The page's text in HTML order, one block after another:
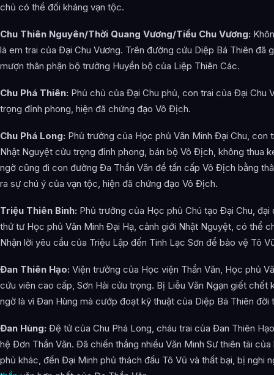
chủ có thể đối kháng vạn tộc.
Chu Thiên Nguyên/Thời Quang Vương/Tiểu Chu Vương:
là em trai của Đại Chu Vương. Trên đường cứu Diệp Bá Thiên đã
mượn thân phận bộ trưởng Huyền bộ của Liệp Thiên Các.
Chu Phá Thiên: Phủ chủ của Đại Chu phủ, con trai của Đại Chu
trọng đỉnh phong, hiện đã chứng đạo Vô Địch.
Chu Phá Long: Phủ trưởng của Học phủ Văn Minh Đại Chu, con
Nhật Nguyệt cửu trọng đỉnh phong, bán bộ Vô Địch, không thua
ngờ cũng đi con đường Đa Thần Văn để tấn cấp Vô Địch bằng
ra sự chú ý của vạn tộc, hiện đã chứng đạo Vô Địch.
Triệu Thiên Binh: Phủ trưởng của Học phủ Chú tạo Đại Chu,
thứ tư Học phủ Văn Minh Đại Hạ, cảnh giới Nhật Nguyệt, có thể
Nhận lời yêu cầu của Triệu Lập đến Tinh Lạc Sơn để bảo vệ Tô
Đan Thiên Hạo: Viện trưởng của Học viện Thần Văn, Học phủ
cứu viên cao cấp, Sơn Hải cửu trọng. Bị Liễu Văn Ngạn giết chết
ngờ là vì Đan Hùng mà cướp đoạt kỹ thuật của Diệp Bá Thiên đời
Đan Hùng: Đệ tử của Chu Phá Long, cháu trai của Đan Thiên
hệ Đơn Thần Văn. Đã chiến thắng nhiều Văn Minh Sư thiên tài
phủ khác, đến Đại Minh phủ thách đấu Tô Vũ và thất bại, bị nghi